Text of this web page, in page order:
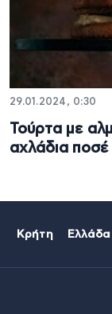
29.01.2024, 0:30
Τούρτα με
αχλάδια ποσέ
Κρήτη Ελλάδα